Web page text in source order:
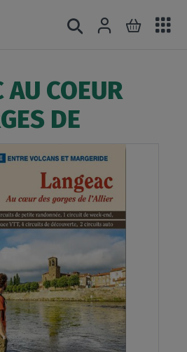
Rechercher
Connexion
Mon
AU COEUR
DE